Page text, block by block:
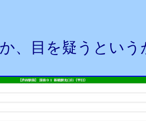
、目を疑うという